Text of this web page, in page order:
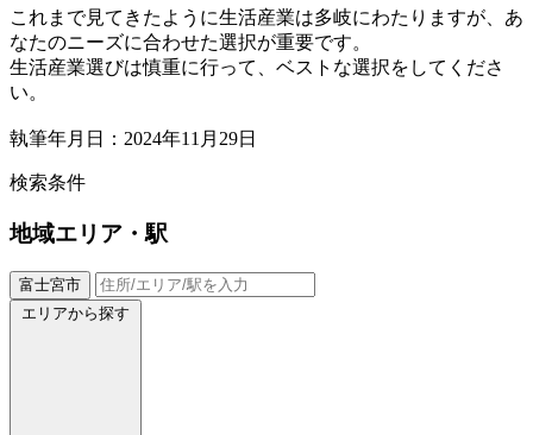
これまで見てきたように生活産業は多岐にわたりますが、あ
なたのニーズに合わせた選択が重要です。
生活産業選びは慎重に行って、ベストな選択をしてくださ
い。
執筆年月日：2024年11月29日
検索条件
地域エリア・駅
富士宮市
エリアから探す